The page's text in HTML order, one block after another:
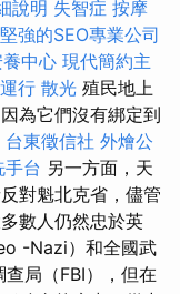
說明 失智症 按摩
強的SEO專業公司
中心 現代簡約主
行 散光 殖民地上
為它們沒有綁定到
台東徵信社 外燴公
台 另一方面，天
對魁北克省，儘管
數人仍然忠於英
-Nazi）和全國武
局（FBI），但在